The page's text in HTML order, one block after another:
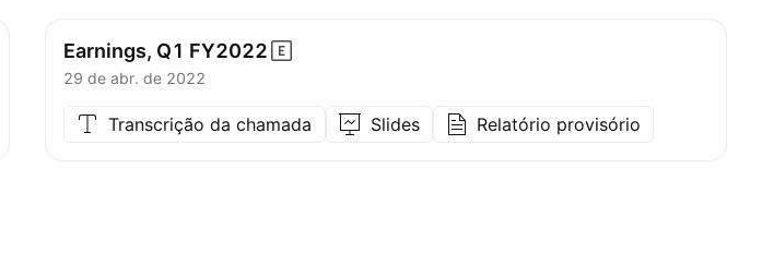
Earnings, Q1 FY2022
29 de abr. de 2022
Transcrição da chamada Slides Relatório provisório